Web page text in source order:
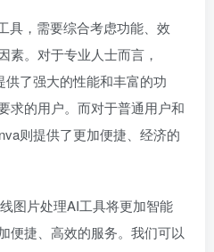
具，需要综合考虑功能、效
素。对于专业人士而言，
供了强大的性能和丰富的功
求的用户。而对于普通用户和
则提供了更加便捷、经济的
图片处理AI工具将更加智能
便捷、高效的服务。我们可以